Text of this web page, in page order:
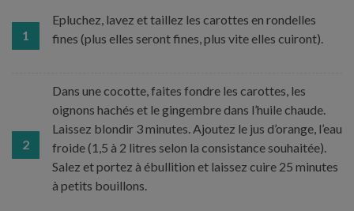
1
Epluchez, lavez et taillez les carottes en rondelles
fines (plus elles seront fines, plus vite elles cuiront).
2
Dans une cocotte, faites fondre les carottes, les
oignons hachés et le gingembre dans l’huile chaude.
Laissez blondir 3 minutes. Ajoutez le jus d’orange, l’eau
froide (1,5 à 2 litres selon la consistance souhaitée).
Salez et portez à ébullition et laissez cuire 25 minutes
à petits bouillons.